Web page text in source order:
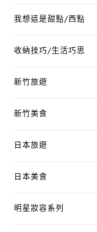
我想這是甜點/西點
收納技巧/生活巧思
新竹旅遊
新竹美食
日本旅遊
日本美食
明星妝容系列